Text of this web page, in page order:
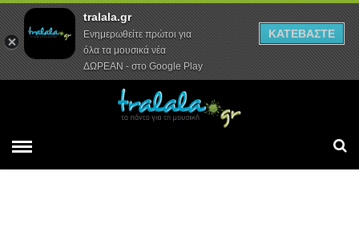
Αρχική Συνεντεύξεις Ρεπορτάζ
tralala.gr
Ενημερωθείτε πρώτοι για
όλα τα μουσικά νέα
ΔΩΡΕΑΝ - στο Google Play
ΚΑΤΕΒΑΣΤΕ